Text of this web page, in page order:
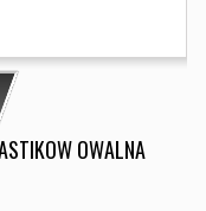
OWALNA